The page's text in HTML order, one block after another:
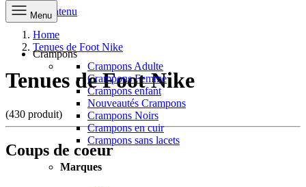
Aller au contenu
Menu
Crampons
Crampons Adulte
Crampons Femme
Crampons enfant
Nouveautés Crampons
Crampons Noirs
Crampons en cuir
Crampons sans lacets
Marques
Home
Tenues de Foot Nike
Tenues de Foot Nike
(430 produit)
Coups de coeur